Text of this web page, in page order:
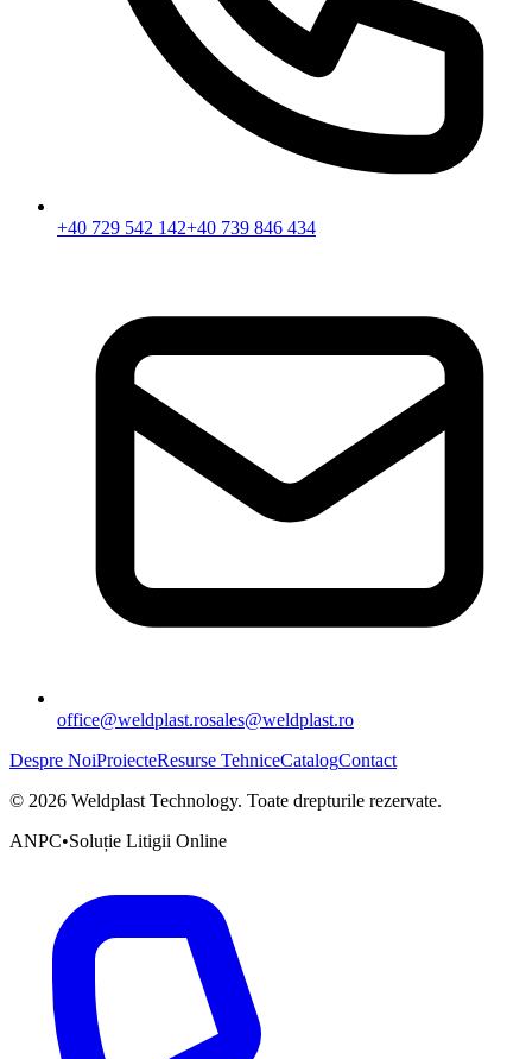
+40 729 542 142+40 739 846 434
office@weldplast.rosales@weldplast.ro
Despre NoiProiecteResurse TehniceCatalogContact
© 2026 Weldplast Technology. Toate drepturile rezervate.
ANPC•Soluție Litigii Online